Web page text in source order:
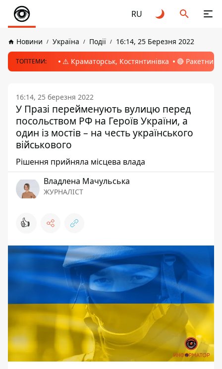
RU
Новини Україна Події 16:14, 25 Березня 2022
ТОПТЕМИ: ⚠️ Краматорськ, Костянтинівка 🔴 Ракетний
16:14, 25 березня 2022
У Празі перейменують вулицю перед
посольством РФ на Героїв України, а
один із мостів – на честь українського
військового
Рішення прийняла місцева влада
Владлена Мачульська
ЖУРНАЛІСТ
👍